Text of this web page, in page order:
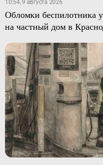
10:54, 9 августа 2026
Обломки беспилотника
на частный дом в